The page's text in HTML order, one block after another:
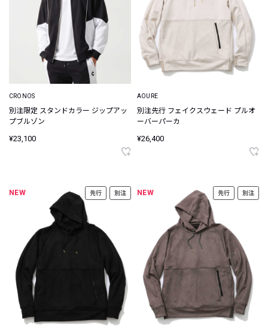
CRONOS
別注限定 スタンドカラー ジップアッ
プブルゾン
¥23,100
AOURE
別注先行 フェイクスウェード プルオ
ーバーパーカ
¥26,400
NEW 先行 別注 NEW 先行 別注